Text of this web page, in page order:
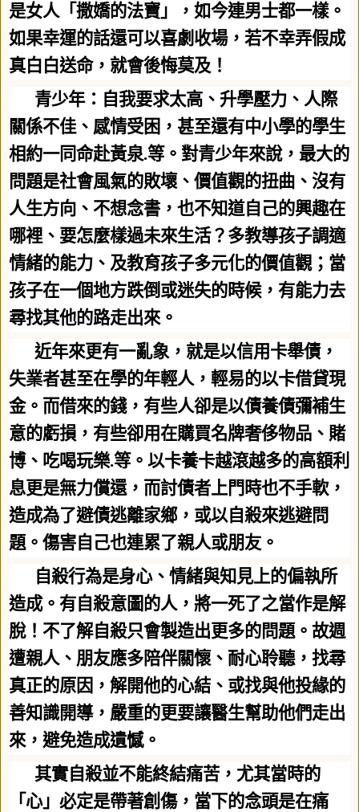
是女人「撒嬌的法寶」，如今連男士都一樣。
如果幸運的話還可以喜劇收場，若不幸弄假成
真白白送命，就會後悔莫及！
青少年：自我要求太高、升學壓力、人際
關係不佳、感情受困，甚至還有中小學的學生
相約一同命赴黃泉.等。對青少年來說，最大的
問題是社會風氣的敗壞、價值觀的扭曲、沒有
人生方向、不想念書，也不知道自己的興趣在
哪裡、要怎麼樣過未來生活？多教導孩子調適
情緒的能力、及教育孩子多元化的價值觀；當
孩子在一個地方跌倒或迷失的時候，有能力去
尋找其他的路走出來。
近年來更有一亂象，就是以信用卡舉債，
失業者甚至在學的年輕人，輕易的以卡借貸現
金。而借來的錢，有些人卻是以債養債彌補生
意的虧損，有些卻用在購買名牌奢侈物品、賭
博、吃喝玩樂.等。以卡養卡越滾越多的高額利
息更是無力償還，而討債者上門時也不手軟，
造成為了避債逃離家鄉，或以自殺來逃避問
題。傷害自己也連累了親人或朋友。
自殺行為是身心、情緒與知見上的偏執所
造成。有自殺意圖的人，將一死了之當作是解
脫！不了解自殺只會製造出更多的問題。故週
遭親人、朋友應多陪伴關懷、耐心聆聽，找尋
真正的原因，解開他的心結、或找與他投緣的
善知識開導，嚴重的更要讓醫生幫助他們走出
來，避免造成遺憾。
其實自殺並不能終結痛苦，尤其當時的
「心」必定是帶著創傷，當下的念頭是在痛